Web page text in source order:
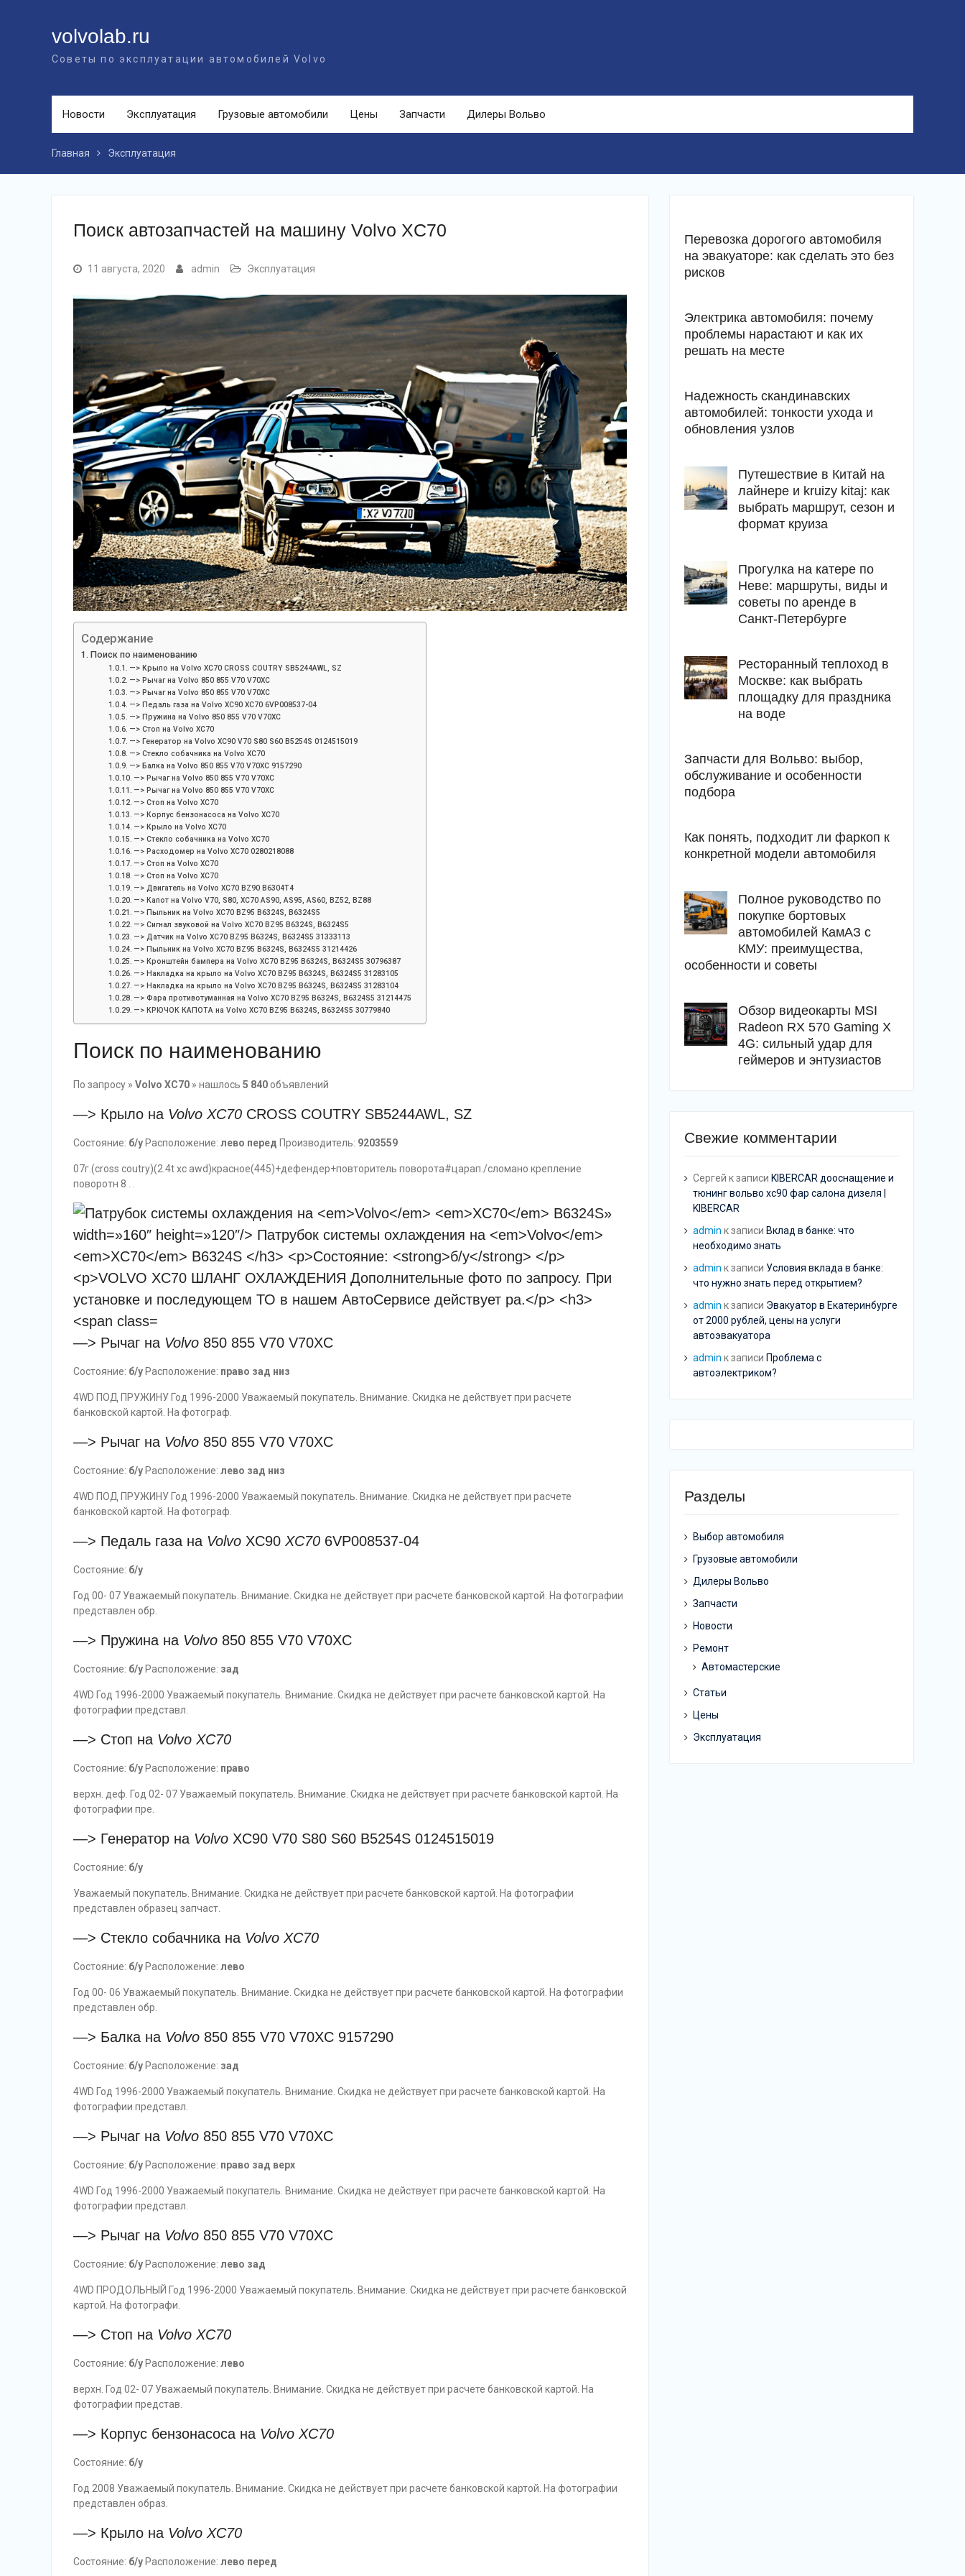
volvolab.ru
Советы по эксплуатации автомобилей Volvo
Новости Эксплуатация Грузовые автомобили Цены Запчасти Дилеры Вольво
Главная Эксплуатация
Поиск автозапчастей на машину Volvo XC70
11 августа, 2020 admin Эксплуатация
Содержание
Поиск по наименованию
—> Крыло на Volvo XC70 CROSS COUTRY SB5244AWL, SZ
—> Рычаг на Volvo 850 855 V70 V70XC
—> Рычаг на Volvo 850 855 V70 V70XC
—> Педаль газа на Volvo XC90 XC70 6VP008537-04
—> Пружина на Volvo 850 855 V70 V70XC
—> Стоп на Volvo XC70
—> Генератор на Volvo XC90 V70 S80 S60 B5254S 0124515019
—> Стекло собачника на Volvo XC70
—> Балка на Volvo 850 855 V70 V70XC 9157290
—> Рычаг на Volvo 850 855 V70 V70XC
—> Рычаг на Volvo 850 855 V70 V70XC
—> Стоп на Volvo XC70
—> Корпус бензонасоса на Volvo XC70
—> Крыло на Volvo XC70
—> Стекло собачника на Volvo XC70
—> Расходомер на Volvo XC70 0280218088
—> Стоп на Volvo XC70
—> Стоп на Volvo XC70
—> Двигатель на Volvo XC70 BZ90 B6304T4
—> Капот на Volvo V70, S80, XC70 AS90, AS95, AS60, BZ52, BZ88
—> Пыльник на Volvo XC70 BZ95 B6324S, B6324S5
—> Сигнал звуковой на Volvo XC70 BZ95 B6324S, B6324S5
—> Датчик на Volvo XC70 BZ95 B6324S, B6324S5 31333113
—> Пыльник на Volvo XC70 BZ95 B6324S, B6324S5 31214426
—> Кронштейн бампера на Volvo XC70 BZ95 B6324S, B6324S5 30796387
—> Накладка на крыло на Volvo XC70 BZ95 B6324S, B6324S5 31283105
—> Накладка на крыло на Volvo XC70 BZ95 B6324S, B6324S5 31283104
—> Фара противотуманная на Volvo XC70 BZ95 B6324S, B6324S5 31214475
—> КРЮЧОК КАПОТА на Volvo XC70 BZ95 B6324S, B6324S5 30779840
Поиск по наименованию
По запросу » Volvo XC70 » нашлось 5 840 объявлений
—> Крыло на Volvo XC70 CROSS COUTRY SB5244AWL, SZ
Состояние: б/у Расположение: лево перед Производитель: 9203559
07г.(cross coutry)(2.4t xc awd)красное(445)+дефендер+повторитель поворота#царап./сломано крепление
поворотн 8 . .
—> Рычаг на Volvo 850 855 V70 V70XC
Состояние: б/у Расположение: право зад низ
4WD ПОД ПРУЖИНУ Год 1996-2000 Уважаемый покупатель. Внимание. Скидка не действует при расчете
банковской картой. На фотограф.
—> Рычаг на Volvo 850 855 V70 V70XC
Состояние: б/у Расположение: лево зад низ
4WD ПОД ПРУЖИНУ Год 1996-2000 Уважаемый покупатель. Внимание. Скидка не действует при расчете
банковской картой. На фотограф.
—> Педаль газа на Volvo XC90 XC70 6VP008537-04
Состояние: б/у
Год 00- 07 Уважаемый покупатель. Внимание. Скидка не действует при расчете банковской картой. На фотографии
представлен обр.
—> Пружина на Volvo 850 855 V70 V70XC
Состояние: б/у Расположение: зад
4WD Год 1996-2000 Уважаемый покупатель. Внимание. Скидка не действует при расчете банковской картой. На
фотографии представл.
—> Стоп на Volvo XC70
Состояние: б/у Расположение: право
верхн. деф. Год 02- 07 Уважаемый покупатель. Внимание. Скидка не действует при расчете банковской картой. На
фотографии пре.
—> Генератор на Volvo XC90 V70 S80 S60 B5254S 0124515019
Состояние: б/у
Уважаемый покупатель. Внимание. Скидка не действует при расчете банковской картой. На фотографии
представлен образец запчаст.
—> Стекло собачника на Volvo XC70
Состояние: б/у Расположение: лево
Год 00- 06 Уважаемый покупатель. Внимание. Скидка не действует при расчете банковской картой. На фотографии
представлен обр.
—> Балка на Volvo 850 855 V70 V70XC 9157290
Состояние: б/у Расположение: зад
4WD Год 1996-2000 Уважаемый покупатель. Внимание. Скидка не действует при расчете банковской картой. На
фотографии представл.
—> Рычаг на Volvo 850 855 V70 V70XC
Состояние: б/у Расположение: право зад верх
4WD Год 1996-2000 Уважаемый покупатель. Внимание. Скидка не действует при расчете банковской картой. На
фотографии представл.
—> Рычаг на Volvo 850 855 V70 V70XC
Состояние: б/у Расположение: лево зад
4WD ПРОДОЛЬНЫЙ Год 1996-2000 Уважаемый покупатель. Внимание. Скидка не действует при расчете банковской
картой. На фотографи.
—> Стоп на Volvo XC70
Состояние: б/у Расположение: лево
верхн. Год 02- 07 Уважаемый покупатель. Внимание. Скидка не действует при расчете банковской картой. На
фотографии представ.
—> Корпус бензонасоса на Volvo XC70
Состояние: б/у
Год 2008 Уважаемый покупатель. Внимание. Скидка не действует при расчете банковской картой. На фотографии
представлен образ.
—> Крыло на Volvo XC70
Состояние: б/у Расположение: лево перед
Перевозка дорогого автомобиля
на эвакуаторе: как сделать это без
рисков
Электрика автомобиля: почему
проблемы нарастают и как их
решать на месте
Надежность скандинавских
автомобилей: тонкости ухода и
обновления узлов
Путешествие в Китай на
лайнере и kruizy kitaj: как
выбрать маршрут, сезон и
формат круиза
Прогулка на катере по
Неве: маршруты, виды и
советы по аренде в
Санкт-Петербурге
Ресторанный теплоход в
Москве: как выбрать
площадку для праздника
на воде
Запчасти для Вольво: выбор,
обслуживание и особенности
подбора
Как понять, подходит ли фаркоп к
конкретной модели автомобиля
Полное руководство по
покупке бортовых
автомобилей КамАЗ с
КМУ: преимущества,
особенности и советы
Обзор видеокарты MSI
Radeon RX 570 Gaming X
4G: сильный удар для
геймеров и энтузиастов
Свежие комментарии
Сергей к записи KIBERCAR дооснащение и
тюнинг вольво хс90 фар салона дизеля |
KIBERCAR
admin к записи Вклад в банке: что
необходимо знать
admin к записи Условия вклада в банке:
что нужно знать перед открытием?
admin к записи Эвакуатор в Екатеринбурге
от 2000 рублей, цены на услуги
автоэвакуатора
admin к записи Проблема с
автоэлектриком?
Разделы
Выбор автомобиля
Грузовые автомобили
Дилеры Вольво
Запчасти
Новости
Ремонт
Автомастерские
Статьи
Цены
Эксплуатация